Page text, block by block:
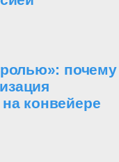
почему
конвейере